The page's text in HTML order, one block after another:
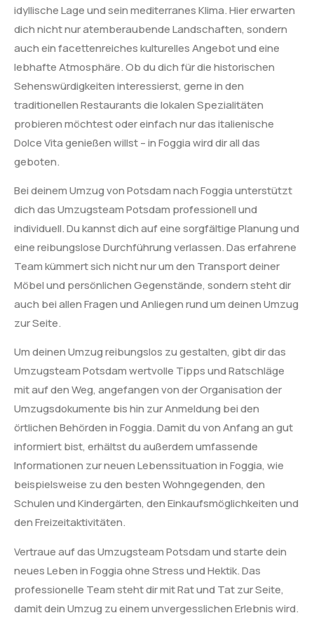
idyllische Lage und sein mediterranes Klima. Hier erwarten
dich nicht nur atemberaubende Landschaften, sondern
auch ein facettenreiches kulturelles Angebot und eine
lebhafte Atmosphäre. Ob du dich für die historischen
Sehenswürdigkeiten interessierst, gerne in den
traditionellen Restaurants die lokalen Spezialitäten
probieren möchtest oder einfach nur das italienische
Dolce Vita genießen willst – in Foggia wird dir all das
geboten.
Bei deinem Umzug von Potsdam nach Foggia unterstützt
dich das Umzugsteam Potsdam professionell und
individuell. Du kannst dich auf eine sorgfältige Planung und
eine reibungslose Durchführung verlassen. Das erfahrene
Team kümmert sich nicht nur um den Transport deiner
Möbel und persönlichen Gegenstände, sondern steht dir
auch bei allen Fragen und Anliegen rund um deinen Umzug
zur Seite.
Um deinen Umzug reibungslos zu gestalten, gibt dir das
Umzugsteam Potsdam wertvolle Tipps und Ratschläge
mit auf den Weg, angefangen von der Organisation der
Umzugsdokumente bis hin zur Anmeldung bei den
örtlichen Behörden in Foggia. Damit du von Anfang an gut
informiert bist, erhältst du außerdem umfassende
Informationen zur neuen Lebenssituation in Foggia, wie
beispielsweise zu den besten Wohngegenden, den
Schulen und Kindergärten, den Einkaufsmöglichkeiten und
den Freizeitaktivitäten.
Vertraue auf das Umzugsteam Potsdam und starte dein
neues Leben in Foggia ohne Stress und Hektik. Das
professionelle Team steht dir mit Rat und Tat zur Seite,
damit dein Umzug zu einem unvergesslichen Erlebnis wird.